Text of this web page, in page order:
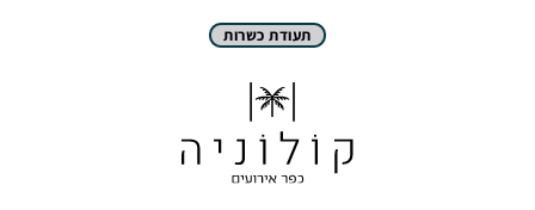
תעודת כשרות